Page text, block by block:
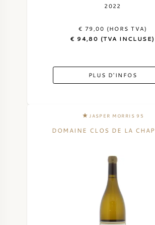
2022
€ 79,00 (HORS TVA)
€ 94,80 (TVA INCLUSE)
PLUS D'INFOS
JASPER MORRIS 95
DOMAINE CLOS DE LA